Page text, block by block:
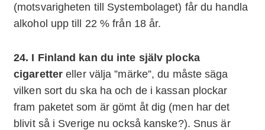
(motsvarigheten till Systembolaget) får du handla
alkohol upp till 22 % från 18 år.
24. I Finland kan du inte själv plocka
cigarettereller välja ”märke”, du måste säga
vilken sort du ska ha och de i kassan plockar
fram paketet som är gömt åt dig (men har det
blivit så i Sverige nu också kanske?). Snus är